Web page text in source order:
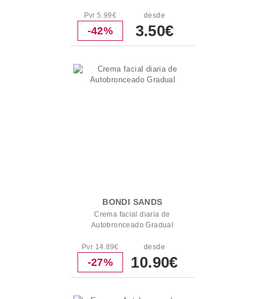
Pvr 5.99€
-42%
desde
3.50€
BONDI SANDS
Crema facial diaria de
Autobronceado Gradual
Pvr 14.89€
-27%
desde
10.90€